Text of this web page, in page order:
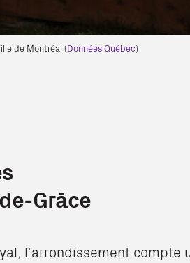
de Montréal (Données Québec)
Grâce
l’arrondissement